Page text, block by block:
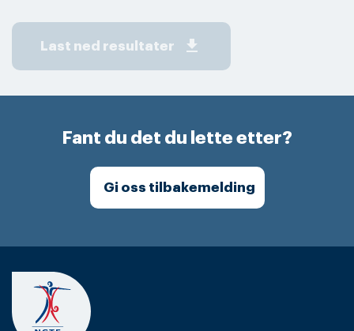
Last ned resultater get_app
Fant du det du lette etter?
Gi oss tilbakemelding